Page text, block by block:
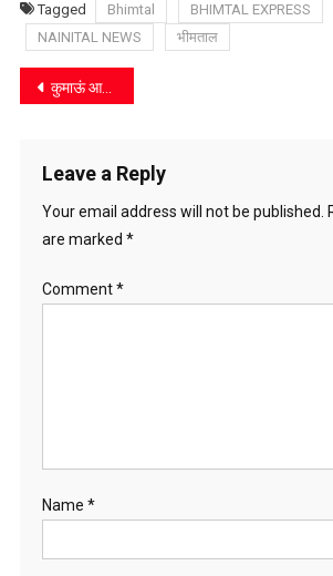
Tagged Bhimtal BHIMTAL EXPRESS
NAINITAL NEWS
भीमताल
Post
कुमाऊं आयुक्त ने की आपदा प्रबंधन और जमीनी विवादों की समीक्षा, अधिकारियों को दिए जरूरी निर्देश
Leave a Reply
Your email address will not be published.
are marked *
Comment*
Name *